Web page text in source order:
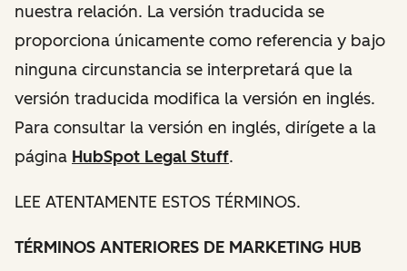
nuestra relación. La versión traducida se
proporciona únicamente como referencia y bajo
ninguna circunstancia se interpretará que la
versión traducida modifica la versión en inglés.
Para consultar la versión en inglés, dirígete a la
página HubSpot Legal Stuff.
LEE ATENTAMENTE ESTOS TÉRMINOS.
TÉRMINOS ANTERIORES DE MARKETING HUB